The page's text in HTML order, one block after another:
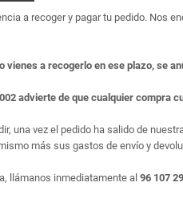
a recoger y pagar tu pedido. Nos
vienes a recogerlo en ese plazo, se
advierte de que cualquier compra
una vez el pedido ha salido de
más sus gastos de envío y
llámanos inmediatamente al 96 107